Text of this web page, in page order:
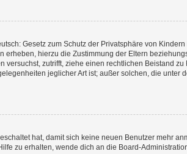
Gesetz zum Schutz der Privatsphäre von
hierzu die Zustimmung der Eltern
zutrifft, ziehe einen rechtlichen Beistand
jeglicher Art ist; außer solchen, die unter
hat, damit sich keine neuen Benutzer mehr
zu erhalten, wende dich an die Board-